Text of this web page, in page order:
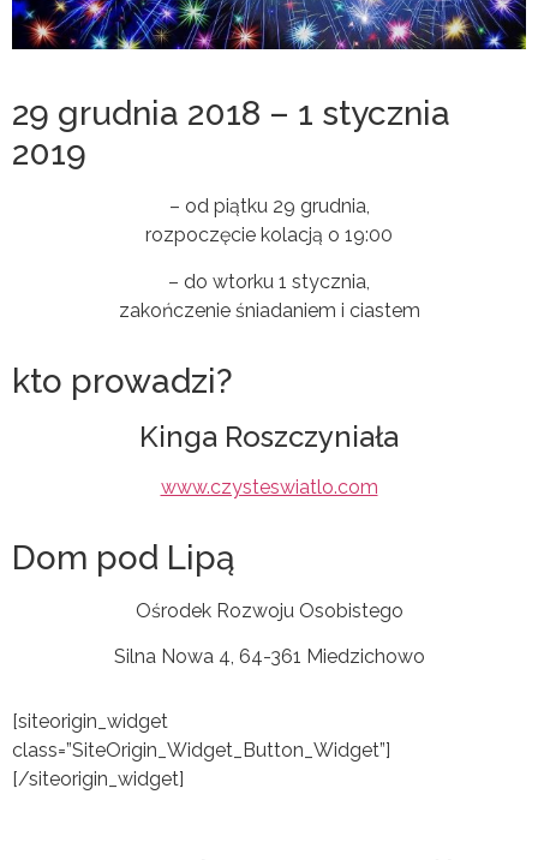
29 grudnia 2018 – 1 stycznia
2019
– od piątku 29 grudnia,
rozpoczęcie kolacją o 19:00
– do wtorku 1 stycznia,
zakończenie śniadaniem i ciastem
kto prowadzi?
Kinga Roszczyniała
www.czysteswiatlo.com
Dom pod Lipą
Ośrodek Rozwoju Osobistego
Silna Nowa 4, 64-361 Miedzichowo
[siteorigin_widget
class=”SiteOrigin_Widget_Button_Widget”]
[/siteorigin_widget]